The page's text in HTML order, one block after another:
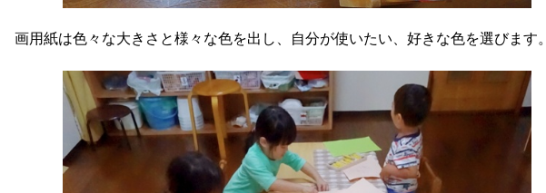
画用紙は色々な大きさと様々な色を出し、自分が使いたい、好きな色を選びます。